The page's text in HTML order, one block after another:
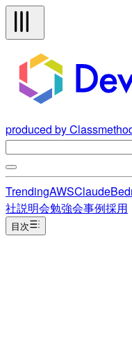
produced by
TrendingAWSClaude
社説明会勉強会事例採用
目次